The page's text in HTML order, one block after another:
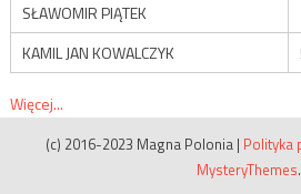
SŁAWOMIR PIĄTEK
KAMIL JAN KOWALCZYK
Więcej...
(c) 2016-2023 Magna Polonia | Polityka
MysteryThemes.